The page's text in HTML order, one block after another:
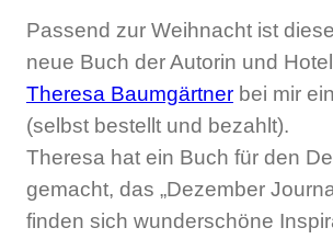
Passend zur Weihnacht ist
neue Buch der Autorin und
Theresa Baumgärtner bei mir
(selbst bestellt und bezahlt).
Theresa hat ein Buch für den
gemacht, das „Dezember
finden sich wunderschöne